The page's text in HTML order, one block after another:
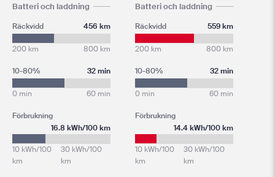
Batteri och laddning
Räckvidd 456 km
200 km 800 km
10-80% 32 min
0 min 60 min
Förbrukning
16.8 kWh/100 km
10 kWh/100
km
30 kWh/100
km
Batteri och laddning
Räckvidd 559 km
200 km 800 km
10-80% 32 min
0 min 60 min
Förbrukning
14.4 kWh/100 km
10 kWh/100
km
30 kWh/100
km